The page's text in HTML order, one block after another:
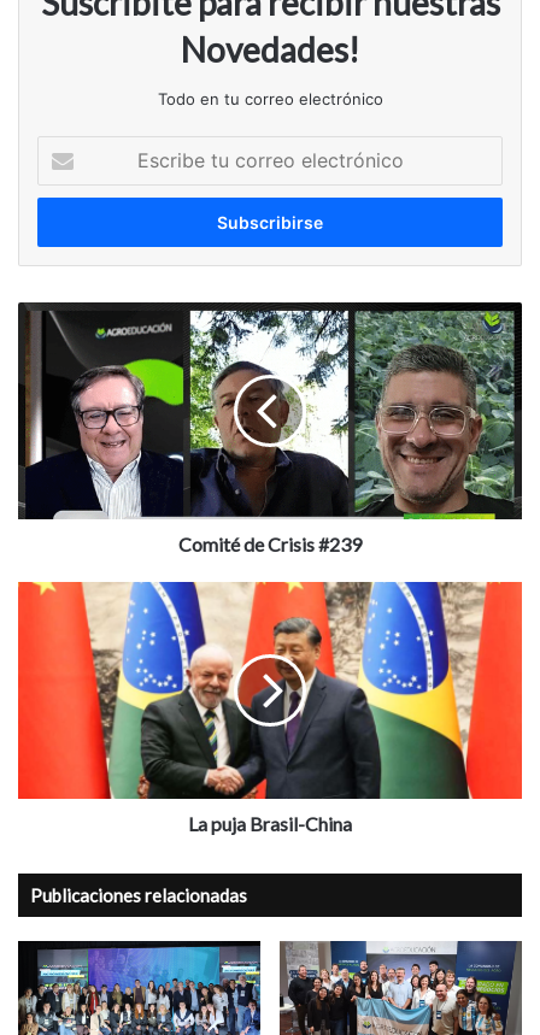
Novedades!
Todo en tu correo electrónico
correo
Comité
de
Crisis
#239
Comité de Crisis #239
La
La puja Brasil-China
Publicaciones relacionadas